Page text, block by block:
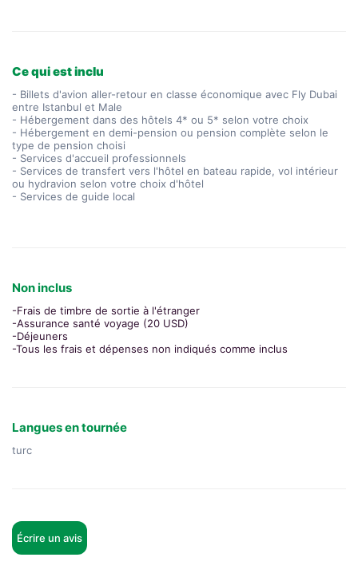
Ce qui est inclu
- Billets d'avion aller-retour en classe économique avec Fly Dubai
entre Istanbul et Male
- Hébergement dans des hôtels 4* ou 5* selon votre choix
- Hébergement en demi-pension ou pension complète selon le
type de pension choisi
- Services d'accueil professionnels
- Services de transfert vers l'hôtel en bateau rapide, vol intérieur
ou hydravion selon votre choix d'hôtel
- Services de guide local
Non inclus
-Frais de timbre de sortie à l'étranger
-Assurance santé voyage (20 USD)
-Déjeuners
-Tous les frais et dépenses non indiqués comme inclus
Langues en tournée
turc
Écrire un avis